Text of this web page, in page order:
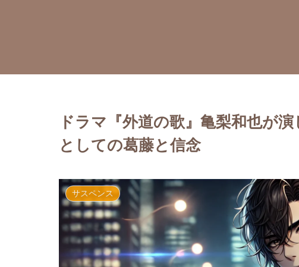
ドラマ『外道の歌』亀梨和也が
としての葛藤と信念
サスペンス